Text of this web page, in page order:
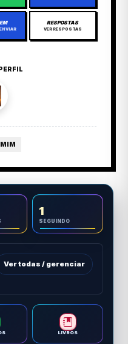
RESPOSTAS
VER RESPOSTAS
1
SEGUINDO
Ver todas / gerenciar
LIVROS